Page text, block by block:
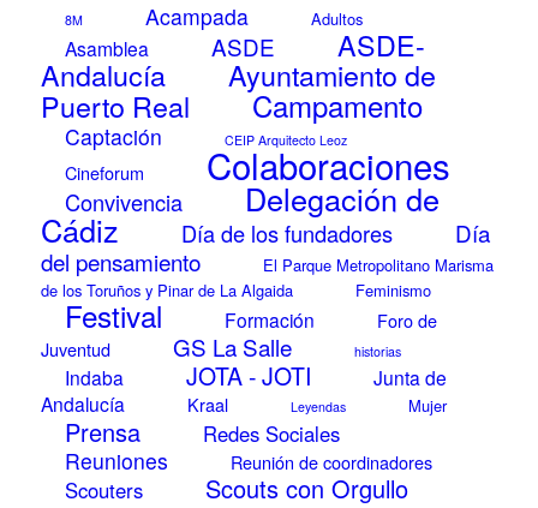
8M Acampada Adultos
Asamblea ASDE ASDE-
Andalucía Ayuntamiento de
Puerto Real Campamento
Captación CEIP Arquitecto Leoz
Cineforum Colaboraciones
Convivencia Delegación de
Cádiz Día de los fundadores
Día
del pensamiento
El Parque Metropolitano Marisma
de los Toruños y Pinar de La Algaida
Feminismo
Festival Formación
Foro de
Juventud
GS La Salle historias
Indaba JOTA - JOTI
Junta de
Andalucía
Kraal Leyendas Mujer
Prensa Redes Sociales
Reuniones Reunión de coordinadores
Scouters Scouts con Orgullo